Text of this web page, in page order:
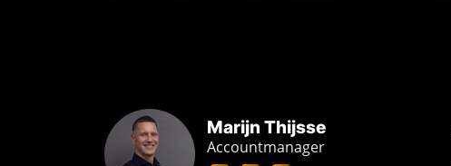
Marijn Thijsse
Accountmanager